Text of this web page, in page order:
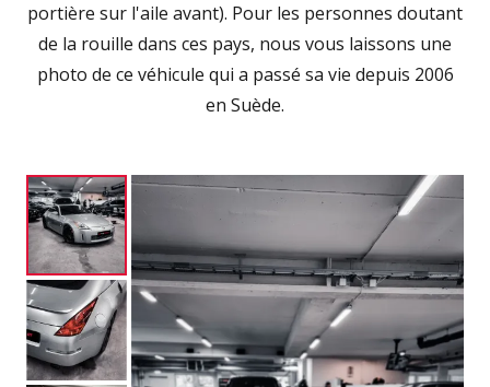
portière sur l'aile avant). Pour les personnes doutant
de la rouille dans ces pays, nous vous laissons une
photo de ce véhicule qui a passé sa vie depuis 2006
en Suède.